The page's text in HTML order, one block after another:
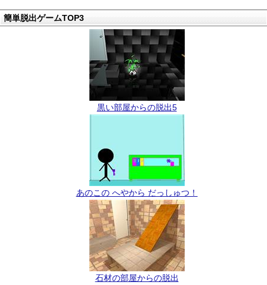
簡単脱出ゲームTOP3
黒い部屋からの脱出5
あのこの へやから だっしゅつ！
石材の部屋からの脱出